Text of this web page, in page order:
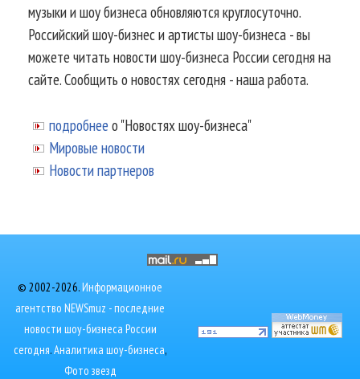
музыки и шоу бизнеса обновляются круглосуточно.
Российский шоу-бизнес и артисты шоу-бизнеса - вы
можете читать новости шоу-бизнеса России сегодня на
сайте. Сообщить о новостях сегодня - наша работа.
подробнее о "Новостях шоу-бизнеса"
Мировые новости
Новости партнеров
© 2002-2026.Информационное
агентство NEWSmuz - последние
новости шоу-бизнеса России
сегодня.Аналитика шоу-бизнеса,
Фото звезд